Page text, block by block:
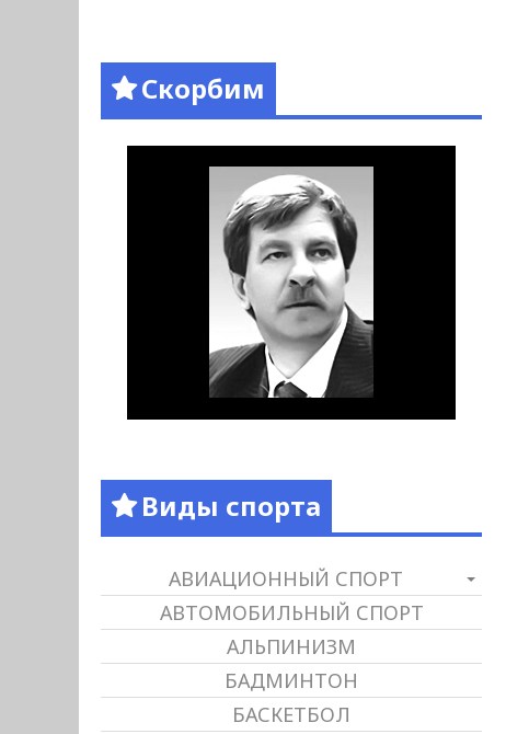
Скорбим
Виды спорта
АВИАЦИОННЫЙ СПОРТ
АВТОМОБИЛЬНЫЙ СПОРТ
АЛЬПИНИЗМ
БАДМИНТОН
БАСКЕТБОЛ